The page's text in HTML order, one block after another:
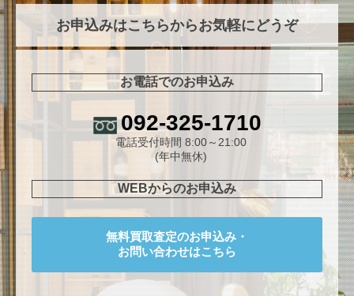
お申込みはこちらからお気軽にどうぞ
お電話でのお申込み
092-325-1710
電話受付時間 8:00～21:00
(年中無休)
WEBからのお申込み
無料買取査定のお申込み・
お問い合わせはこちら